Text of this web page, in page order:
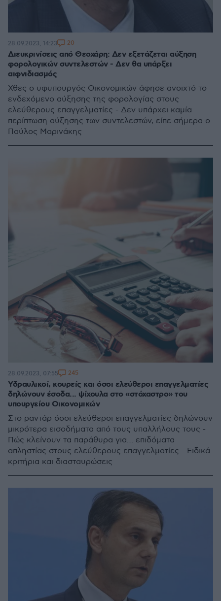
Διευκρινίσεις από Θεοχάρη: Δεν εξετάζεται αύξηση
φορολογικών συντελεστών - Δεν θα υπάρξει
αιφνιδιασμός
Χθες ο υφυπουργός Οικονομικών άφησε ανοιχτό το
ενδεχόμενο αύξησης της φορολογίας στους
ελεύθερους επαγγελματίες - Δεν υπάρχει καμία
περίπτωση αύξησης των συντελεστών, είπε σήμερα ο
Παύλος Μαρινάκης
28.09.2023, 14:23 20
Υδραυλικοί, κουρείς και όσοι ελεύθεροι επαγγελματίες
δηλώνουν έσοδα... ψίχουλα στο «στόχαστρο» του
υπουργείου Οικονομικών
Στο ραντάρ όσοι ελεύθεροι επαγγελματίες δηλώνουν
μικρότερα εισοδήματα από τους υπαλλήλους τους -
Πώς κλείνουν τα παράθυρα για… επιδόματα
απληστίας στους ελεύθερους επαγγελματίες - Ειδικά
κριτήρια και διασταυρώσεις
28.09.2023, 07:55 245